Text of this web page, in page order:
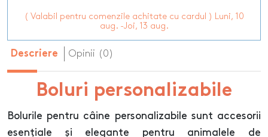
( Valabil pentru comenzile achitate cu cardul ) Luni, 10
aug. -Joi, 13 aug.
Descriere Opinii (0)
Boluri personalizabile
Bolurile pentru câine personalizabile sunt accesorii
esențiale și elegante pentru animalele de